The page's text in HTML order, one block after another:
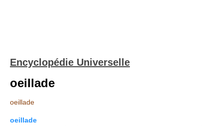
Encyclopédie Universelle
oeillade
oeillade
oeillade